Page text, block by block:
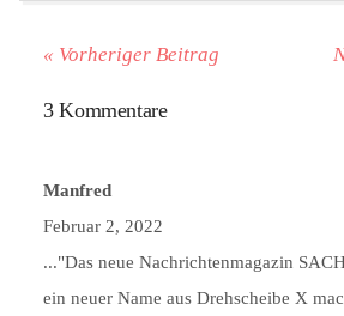
« Vorheriger Beitrag
3 Kommentare
Manfred
Februar 2, 2022
..."Das neue Nachrichtenmagazin
ein neuer Name aus Drehscheibe X